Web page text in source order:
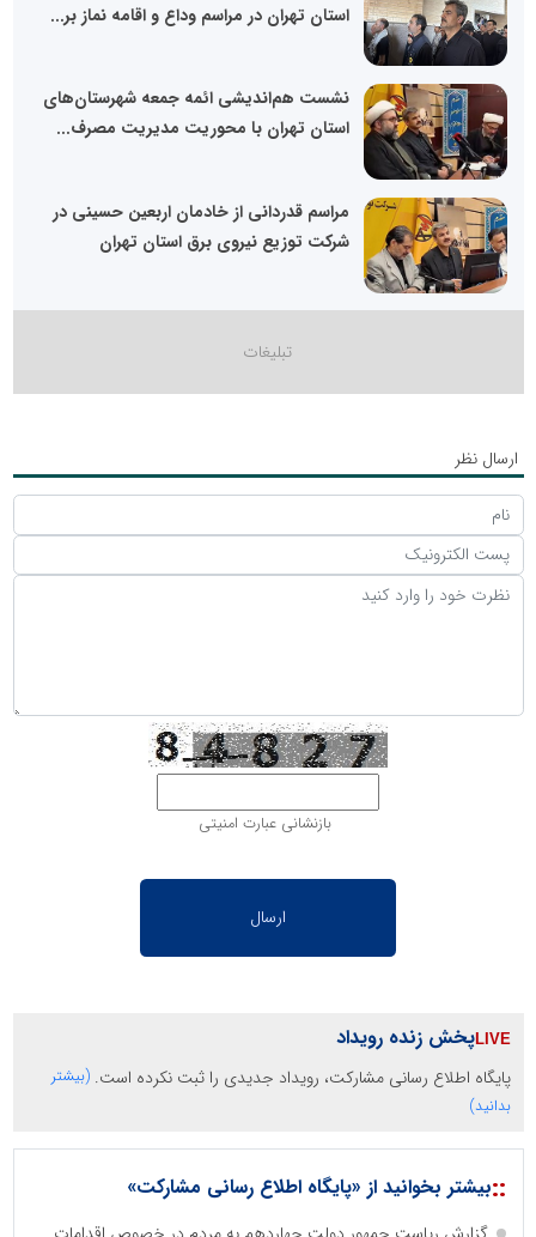
استان تهران در مراسم وداع و اقامه نماز بر...
نشست هم‌اندیشی ائمه جمعه شهرستان‌های
استان تهران با محوریت مدیریت مصرف...
مراسم قدردانی از خادمان اربعین حسینی در
شرکت توزیع نیروی برق استان تهران
ارسال نظر
بازنشانی عبارت امنیتی
پخش زنده رویداد
پایگاه اطلاع رسانی مشارکت، رویداد جدیدی را ثبت نکرده است. (بیشتر
بدانید)
::بیشتر بخوانید از «پایگاه اطلاع رسانی مشارکت»